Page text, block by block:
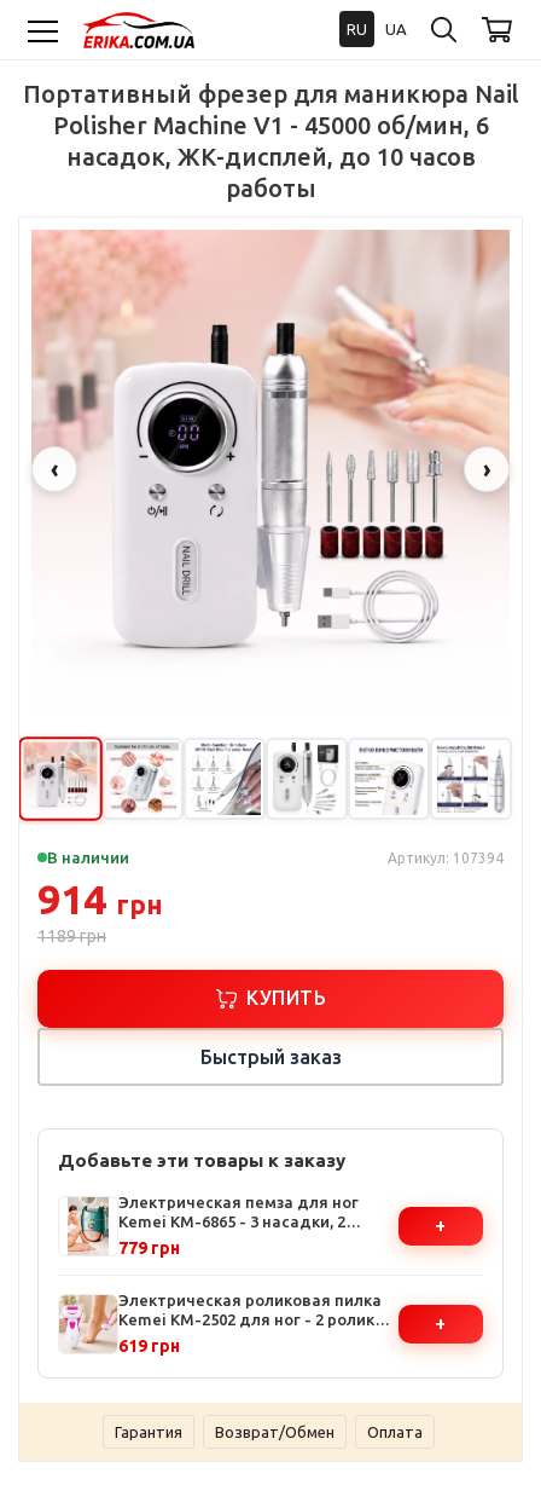
RU UA
Портативный фрезер для маникюра Nail
Polisher Machine V1 - 45000 об/мин, 6
насадок, ЖК-дисплей, до 10 часов
работы
‹ ›
В наличии Артикул: 107394
914 грн
1189грн
КУПИТЬ
Быстрый заказ
Добавьте эти товары к заказу
Электрическая пемза для ног
Kemei KM-6865 - 3 насадки, 2
скорости, LED-дисплей, IPX4
влагозащита
779 грн
+
Электрическая роликовая пилка
Kemei KM-2502 для ног - 2 ролика,
аккумулятор, защитная крышка
619 грн
+
Гарантия Возврат/Обмен Оплата